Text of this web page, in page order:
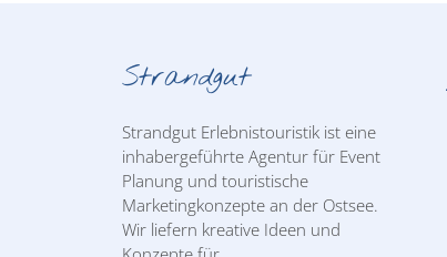
Strandgut
Strandgut Erlebnistouristik ist eine
inhabergeführte Agentur für Event
Planung und touristische
Marketingkonzepte an der Ostsee.
Wir liefern kreative Ideen und